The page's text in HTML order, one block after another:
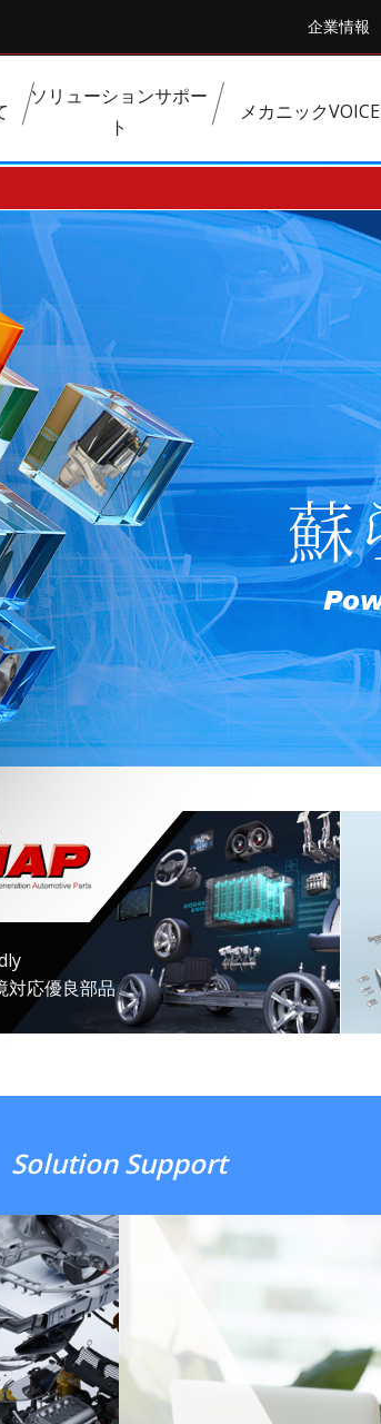
企業情報
部品 操作系部品
部品 熱交換器系部品
型部品
ソリューションサポー
ト
メカニックVOICE
対応優良部品
Solution Support